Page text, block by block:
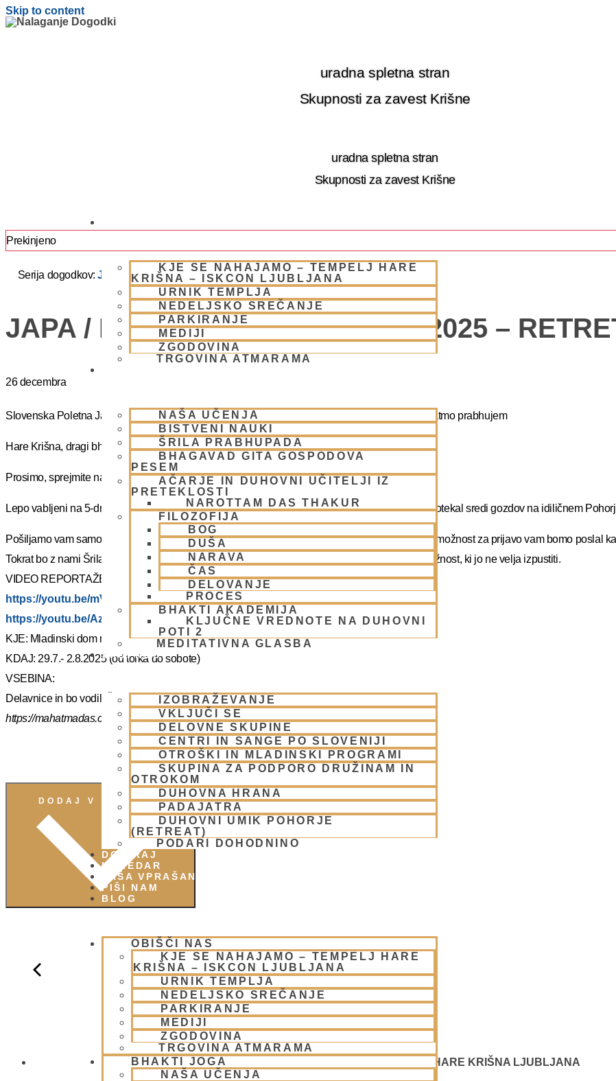
Skip to content
uradna spletna stran
Skupnosti za zavest Krišne
uradna spletna stran
Skupnosti za zavest Krišne
KJE SE NAHAJAMO – TEMPELJ HARE
KRIŠNA – ISKCON LJUBLJANA
URNIK TEMPLJA
NEDELJSKO SREČANJE
PARKIRANJE
MEDIJI
ZGODOVINA
TRGOVINA ATMARAMA
NAŠA UČENJA
BISTVENI NAUKI
ŠRILA PRABHUPADA
BHAGAVAD GITA GOSPODOVA
PESEM
AČARJE IN DUHOVNI UČITELJI IZ
PRETEKLOSTI
NAROTTAM DAS THAKUR
FILOZOFIJA
BOG
DUŠA
NARAVA
ČAS
DELOVANJE
PROCES
BHAKTI AKADEMIJA
KLJUČNE VREDNOTE NA DUHOVNI
POTI 2
MEDITATIVNA GLASBA
SKUPNOST
IZOBRAŽEVANJE
VKLJUČI SE
DELOVNE SKUPINE
CENTRI IN SANGE PO SLOVENIJI
OTROŠKI IN MLADINSKI PROGRAMI
SKUPINA ZA PODPORO DRUŽINAM IN
OTROKOM
DUHOVNA HRANA
PADAJATRA
DUHOVNI UMIK POHORJE
(RETREAT)
PODARI DOHODNINO
DONIRAJ
KOLEDAR
VAŠA VPRAŠANJA
PIŠI NAM
BLOG
OBIŠČI NAS
KJE SE NAHAJAMO – TEMPELJ HARE
KRIŠNA – ISKCON LJUBLJANA
URNIK TEMPLJA
NEDELJSKO SREČANJE
PARKIRANJE
MEDIJI
ZGODOVINA
TRGOVINA ATMARAMA
BHAKTI JOGA
NAŠA UČENJA
Prekinjeno
Serija dogodkov:JAPA / KIRTAN UMIK POHORJE 2025 – RETRET SLOVENIA
JAPA / KIRTAN UMIK POHORJE 2025 –
26 decembra
Slovenska Poletna Jatra vas vabi na DUHOVNI UMIK 2025 – »Japa duhovni umik z NM Mahatmo prabhujem
Hare Krišna, dragi bhakte!
Prosimo, sprejmite naše ponižno spoštovanje! Vsa slava Šrila Prabhupadu!
Lepo vabljeni na 5-dnevno nepozabno transcendentalno izkušnjo na DUHOVNI UMIK, ki bo potekal sredi gozdov na idiličnem
Pošiljamo vam samo osnovno informacijo tako da si lahko rezervirate dopust. Več podatkov in možnost za prijavo vam bomo poslal
Tokrat bo z nami Šrila Prabhupadov učenec, duhovni učitelj NM Mahatma prabhu. Redka priložnost, ki jo ne velja izpustiti.
VIDEO REPORTAŽE IZ PREJŠNIH UMIKOV – KLIKNI 🙂
https://youtu.be/mVmx_h4mTCc?si=iYB7KXEdqz7Nz2is
https://youtu.be/AziuZJyrho4?si=Zr5a_H8Hj-X888vW
KJE: Mladinski dom na Smolniku (mariborsko Pohorje)
KDAJ: 29.7.- 2.8.2025 (od torka do sobote)
VSEBINA:
Delavnice in bo vodil, Šrila Prabhupadov učenec NM Mahatma prabhu
https://mahatmadas.com
DODAJ V KOLEDAR
NEDELJSKO SREČANJE - CENTER HARE KRIŠNA LJUBLJANA